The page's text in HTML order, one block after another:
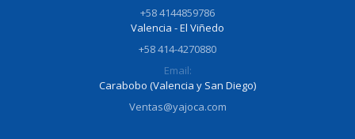
+58 4144859786
Valencia - El Viñedo
+58 414-4270880
Email:
Carabobo (Valencia y San Diego)
Ventas@yajoca.com